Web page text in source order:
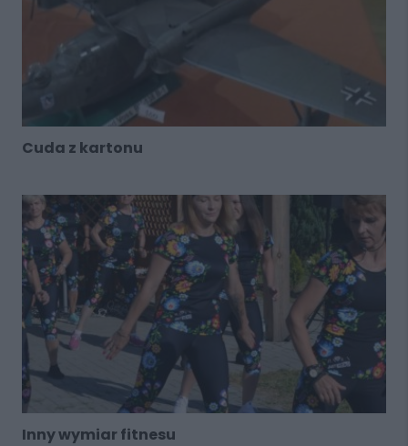
Cuda z kartonu
Inny wymiar fitnesu